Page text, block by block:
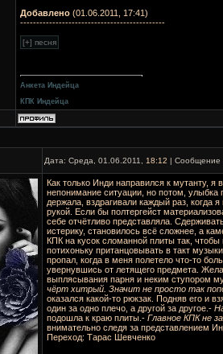
Добавлено (01.06.2011, 17:41)
---------------------------------------------
Анкета Индейца
КПК Индейца
Дата: Среда, 01.06.2011, 18:12 | Сообщение
Как только Инди направился к мутанту,
непонимание ситуации, но потом, улыбка
держала, вздрагивали каждый раз, когда
рукой. Если бы полтергейст
себе отчётливо представляла.
истерику, становилось всё сложнее, а
КПК на кусок сломанной плиты так,
потихоньку пританцовывать в такт
пропал, когда в меня полетело что-то
увернувшись от летящего предмета.
выплясывания парня и неким ступором
чёрт хитрый. Значит не просто так
оказался какой-то рюкзак. Подняв его и
один за одно плечо, а другой за другое.-
подошла к краю плиты.- Главное КПК не
внимательно следя за представлением
Переход: Тарас Шевченко